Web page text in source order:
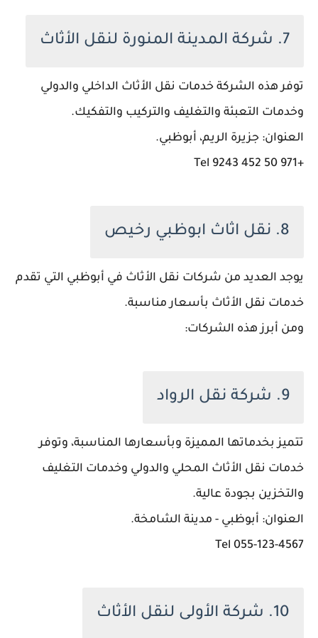
7. شركة المدينة المنورة لنقل الأثاث
توفر هذه الشركة خدمات نقل الأثاث الداخلي والدولي
وخدمات التعبئة والتغليف والتركيب والتفكيك.
العنوان: جزيرة الريم، أبوظبي.
+971 50 452 9243 Tel
8. نقل اثاث ابوظبي رخيص
يوجد العديد من شركات نقل الأثاث في أبوظبي التي تقدم
خدمات نقل الأثاث بأسعار مناسبة.
ومن أبرز هذه الشركات:
9. شركة نقل الرواد
تتميز بخدماتها المميزة وبأسعارها المناسبة، وتوفر
خدمات نقل الأثاث المحلي والدولي وخدمات التغليف
والتخزين بجودة عالية.
العنوان: أبوظبي - مدينة الشامخة.
055-123-4567 Tel
10. شركة الأولى لنقل الأثاث